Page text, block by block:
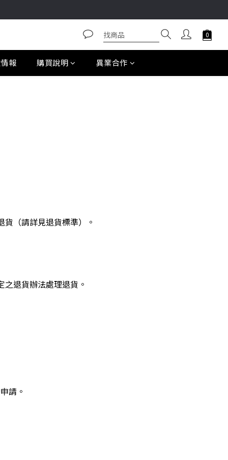
報 購買說明 異業合作
貨 （請詳見退貨標準）
。
退貨辦法處理退貨。
請。